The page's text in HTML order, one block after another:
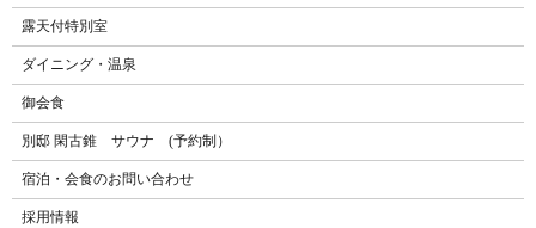
露天付特別室
ダイニング・温泉
御会食
別邸 閑古錐 サウナ (予約制）
宿泊・会食のお問い合わせ
採用情報